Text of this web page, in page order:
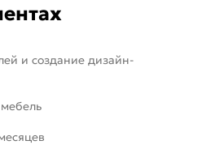
и создание дизайн-